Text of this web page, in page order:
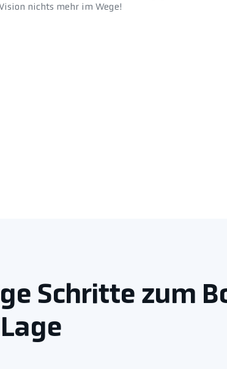
nichts mehr im Wege!
Schritte zum